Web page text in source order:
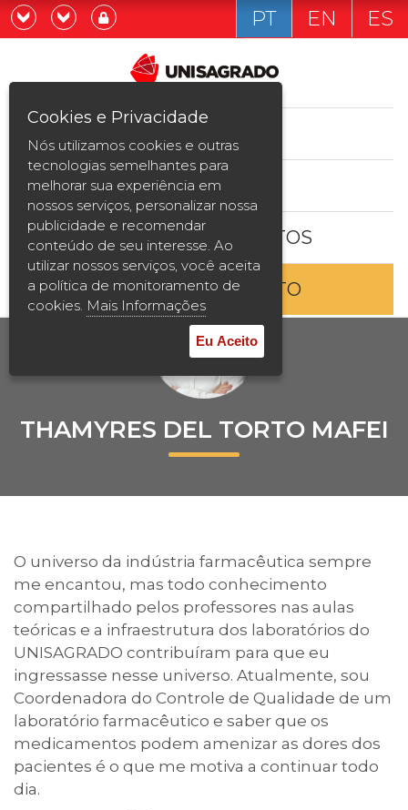
Graduação
Pós-graduação e MBA
Curta Duração
Vestibular
2ª Graduação
Transferência
Reingresso
Prouni
Contatos
Calendário acadêmico
Internacionalização
UATI
Já sou estudande
Quero ser estudante
PT EN ES
ESTUDE AQUI
BOLSAS E DESCONTOS
ENTRE EM CONTATO
THAMYRES DEL TORTO MAFEI
O universo da indústria farmacêutica sempre
me encantou, mas todo conhecimento
compartilhado pelos professores nas aulas
teóricas e a infraestrutura dos laboratórios do
UNISAGRADO contribuíram para que eu
ingressasse nesse universo. Atualmente, sou
Coordenadora do Controle de Qualidade de um
laboratório farmacêutico e saber que os
medicamentos podem amenizar as dores dos
pacientes é o que me motiva a continuar todo
dia.
Cookies e Privacidade
Nós utilizamos cookies e outras
tecnologias semelhantes para
melhorar sua experiência em
nossos serviços, personalizar nossa
publicidade e recomendar
conteúdo de seu interesse. Ao
utilizar nossos serviços, você aceita
a política de monitoramento de
cookies. Mais Informações
Eu Aceito